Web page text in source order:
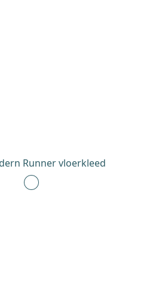
Runner vloerkleed